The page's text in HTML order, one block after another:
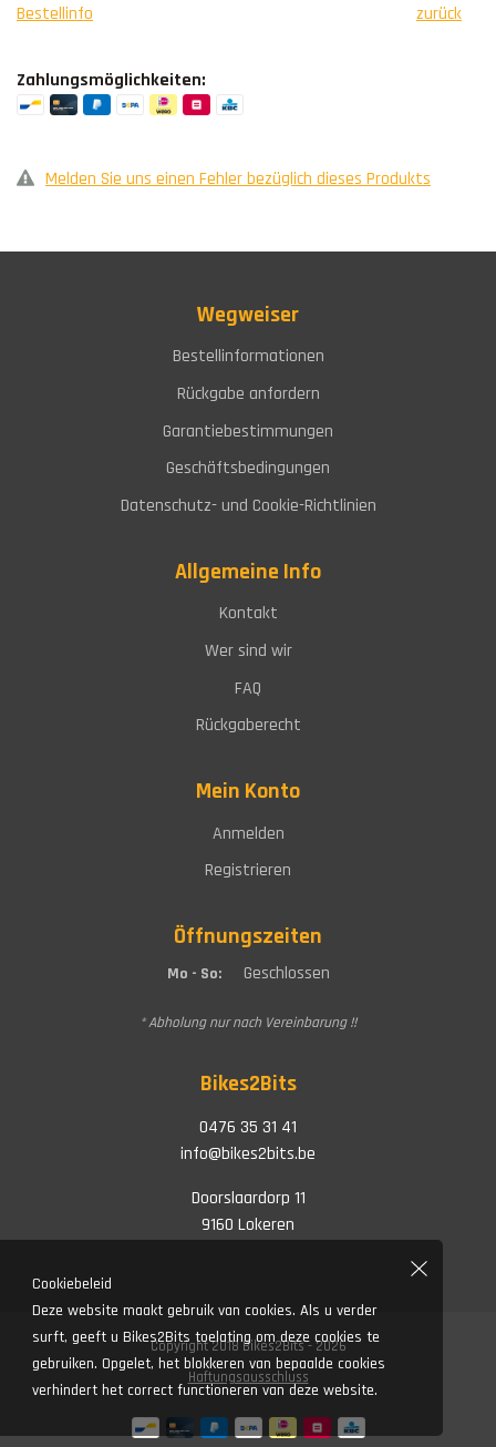
Bestellinfo
zurück
Zahlungsmöglichkeiten:
Melden Sie uns einen Fehler bezüglich dieses Produkts
Wegweiser
Bestellinformationen
Rückgabe anfordern
Garantiebestimmungen
Geschäftsbedingungen
Datenschutz- und Cookie-Richtlinien
Allgemeine Info
Kontakt
Wer sind wir
FAQ
Rückgaberecht
Mein Konto
Anmelden
Registrieren
Öffnungszeiten
Mo - So: Geschlossen
* Abholung nur nach Vereinbarung !!
Bikes2Bits
0476 35 31 41
info@bikes2bits.be
Doorslaardorp 11
9160 Lokeren
Copyright 2018 Bikes2Bits - 2026
Haftungsausschluss
Cookiebeleid
Deze website maakt gebruik van cookies. Als u verder
surft, geeft u Bikes2Bits toelating om deze cookies te
gebruiken. Opgelet, het blokkeren van bepaalde cookies
verhindert het correct functioneren van deze website.